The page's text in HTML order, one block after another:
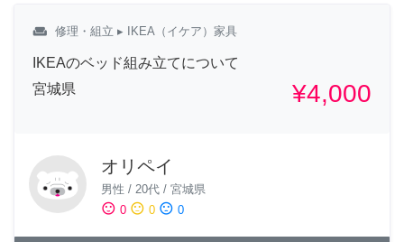
weekend 修理・組立 ▸ IKEA（イケア）家具
IKEAのベッド組み立てについて
宮城県
¥4,000
オリペイ
男性 / 20代 / 宮城県
sentiment_satisfied 0 sentiment_neutral 0 sentiment_dissatisfied 0